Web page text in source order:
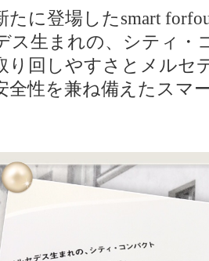
登場したsmart
まれの、シティ・
しやすさとメルセデ
を兼ね備えたスマー